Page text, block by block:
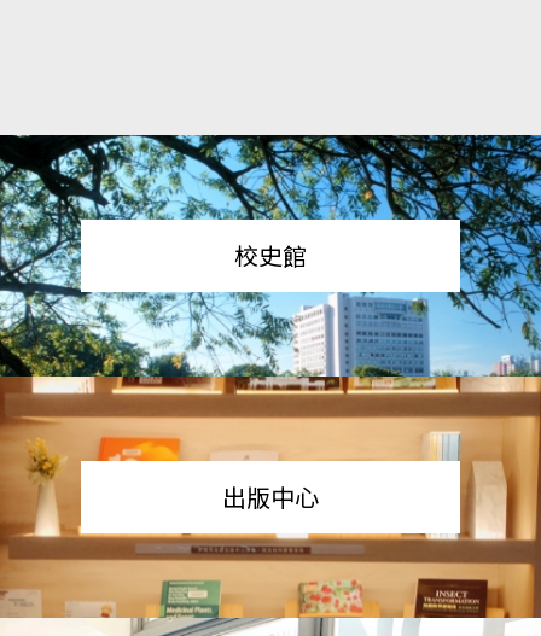
校史館
出版中心